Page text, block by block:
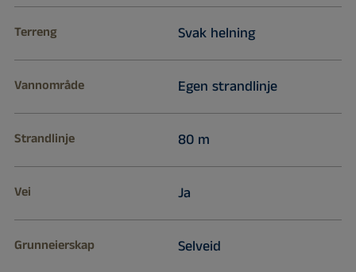
Terreng Svak helning
Vannområde Egen strandlinje
Strandlinje 80 m
Vei Ja
Grunneierskap Selveid